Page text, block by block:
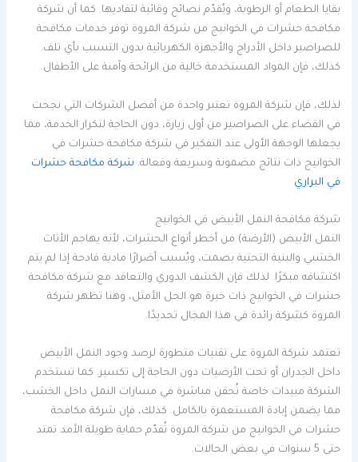
بقايا الطعام أو الرطوبة، ويُقدّم نصائح وقائية لتفاديها. كما أن شركة
مكافحة حشرات في الخوانيج من شركة المروة توفر خدمات مكافحة
للصراصير داخل الأدراج والأجهزة الكهربائية بدون التسبب بأي تلف.
كذلك، فإن المواد المستخدمة خالية من الرائحة وآمنة على الأطفال.
لذلك، فإن شركة المروة تعتبر واحدة من أفضل الشركات التي نجحت
في القضاء على الصراصير من أول زيارة، دون الحاجة لتكرار الخدمة، مما
يجعلها الوجهة الأولى عند التفكير في شركة مكافحة حشرات في
الخوانيج ذات نتائج مضمونة وسريعة وفعالة. شركة مكافحة حشرات
في البراري
شركة مكافحة النمل الأبيض في الخوانيج
النمل الأبيض (الأرضة) من أخطر أنواع الحشرات، لأنه يهاجم الأثاث
الخشبي والبنية التحتية بصمت، ويُسبب أضرارًا مادية فادحة إذا لم يتم
اكتشافه مبكرًا. لذلك فإن الكشف الدوري والتعاقد مع شركة مكافحة
حشرات في الخوانيج ذات خبرة هو الحل الأمثل، وهنا تظهر شركة
المروة كشركة رائدة في هذا المجال تحديدًا.
تعتمد شركة المروة على تقنيات متطورة لرصد وجود النمل الأبيض
داخل الجدران أو تحت الأرضيات دون الحاجة إلى تكسير. كما تستخدم
الشركة مبيدات خاصة تُحقن مباشرة في مسارات النمل داخل الخشب،
مما يضمن إبادة المستعمرة بالكامل. كذلك، فإن شركة مكافحة
حشرات في الخوانيج من شركة المروة تُقدّم حماية طويلة الأمد تمتد
حتى 5 سنوات في بعض الحالات.